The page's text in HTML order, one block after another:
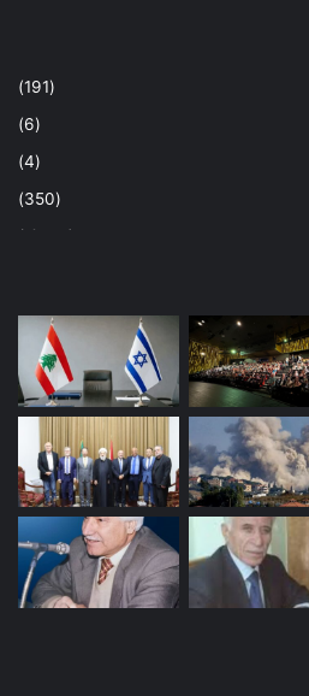
(191)
(6)
(4)
(350)
(1٬039)
(3)
(16)
(24)
(12)
(168)
(1)
(4)
(91)
(26)